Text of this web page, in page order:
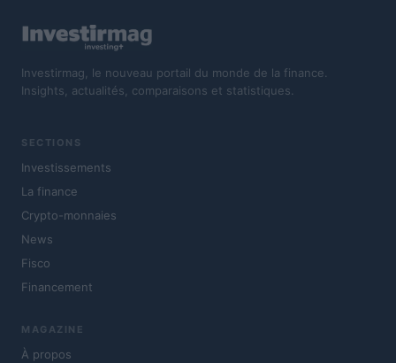
Investirmag, le nouveau portail du monde de la finance.
Insights, actualités, comparaisons et statistiques.
SECTIONS
Investissements
La finance
Crypto-monnaies
News
Fisco
Financement
MAGAZINE
À propos